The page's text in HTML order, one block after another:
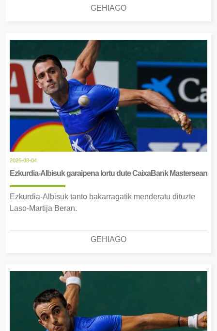
GEHIAGO
2026-08-04
Ezkurdia-Albisuk garaipena lortu dute CaixaBank Mastersean
Ezkurdia-Albisuk tanto bakarragatik menderatu dituzte
Laso-Martija Beran.
GEHIAGO